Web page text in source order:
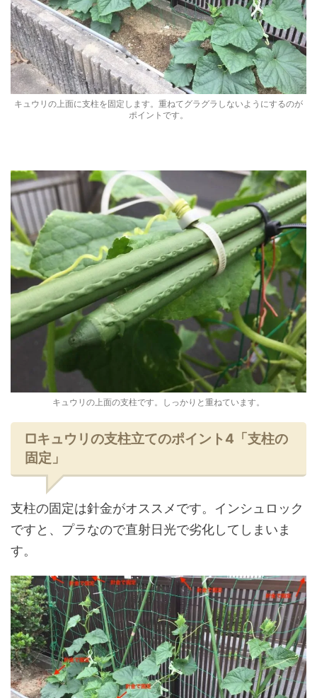
キュウリの上面に支柱を固定します。重ねてグラグラしないようにするのが
ポイントです。
キュウリの上面の支柱です。しっかりと重ねています。
□キュウリの支柱立てのポイント4「支柱の
固定」
支柱の固定は針金がオススメです。インシュロック
ですと、プラなので直射日光で劣化してしまいま
す。